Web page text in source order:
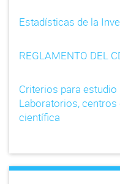
Estadísticas de la
REGLAMENTO DEL
Criterios para
Laboratorios,
científica